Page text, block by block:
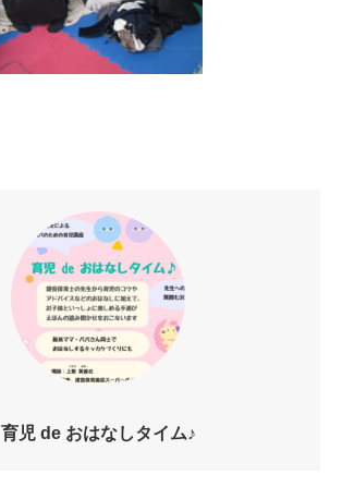
育児 de おはなしタイム♪